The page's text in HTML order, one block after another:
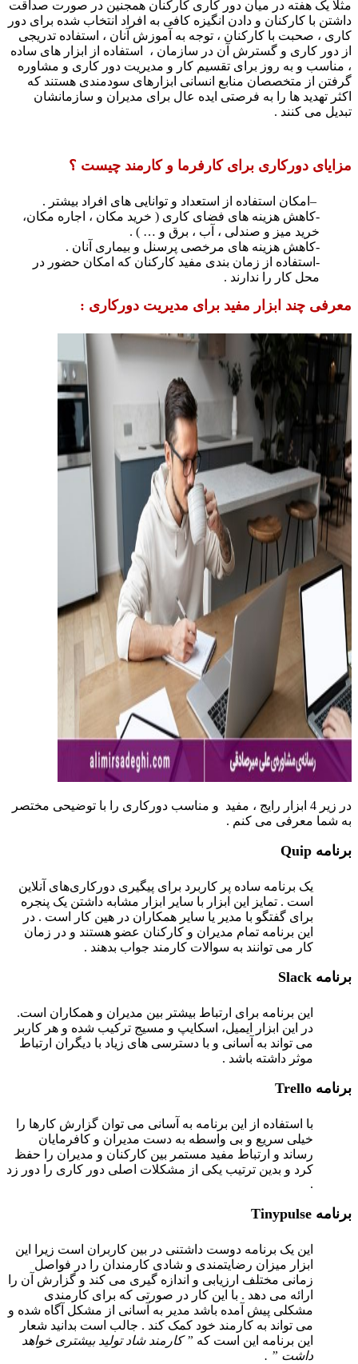
یک هفته در میان دور کاری کارکنان همجنین در صورت صداقت
با کارکنان و دادن انگیزه کافی به افراد انتخاب شده برای دور
، صحبت با کارکنان ، توجه به آموزش آنان ، استفاده تدریجی
کاری و گسترش آن در سازمان ، استفاده از ابزار های ساده
و به روز برای تقسیم کار و مدیریت دور کاری و مشاوره
از متخصصان منابع انسانی ابزارهای سودمندی هستند که
تهدید ها را به فرصتی ایده عال برای مدیران و سازمانشان
می کنند .
دورکاری برای کارفرما و کارمند چیست ؟
امکان استفاده از استعداد و توانایی های افراد بیشتر .
-کاهش هزینه های فضای کاری ( خرید مکان ، اجاره مکان،
خرید میز و صندلی ، آب ، برق و … ) .
-کاهش هزینه های مرخصی پرسنل و بیماری آنان .
-استفاده از زمان بندی مفید کارکنان که امکان حضور در
محل کار را ندارند .
چند ابزار مفید برای مدیریت دورکاری :
در زیر 4 ابزار رایج ، مفید و مناسب دورکاری را با توضیحی مختصر
معرفی می کنم .
Quip
یک برنامه ساده پر کاربرد برای پیگیری دورکاری‌های آنلاین
است . تمایز این ابزار با سایر ابزار مشابه داشتن یک پنجره
برای گفتگو با مدیر یا سایر همکاران در هین کار است . در
این برنامه تمام مدیران و کارکنان عضو هستند و در زمان
کار می توانند به سوالات کارمند جواب بدهند .
Slack
این برنامه برای ارتباط بیشتر بین مدیران و همکاران است.
در این ابزار ایمیل، اسکایپ و مسیج ترکیب شده و هر کاربر
می تواند به آسانی و با دسترسی های زیاد با دیگران ارتباط
موثر داشته باشد .
Trello
با استفاده از این برنامه به آسانی می توان گزارش کارها را
خیلی سریع و بی واسطه به دست مدیران و کافرمایان
رساند و ارتباط مفید مستمر بین کارکنان و مدیران را حفظ
کرد و بدین ترتیب یکی از مشکلات اصلی دور کاری را دور زد
Tinypulse
این یک برنامه دوست داشتنی در بین کاربران است زیرا این
ابزار میزان رضایتمندی و شادی کارمندان را در فواصل
زمانی مختلف ارزیابی و اندازه گیری می کند و گزارش آن را
ارائه می دهد . با این کار در صورتی که برای کارمندی
مشکلی پیش آمده باشد مدیر به آسانی از مشکل آگاه شده و
می تواند به کارمند خود کمک کند . جالب است بدانید شعار
این برنامه این است که” کارمند شاد تولید بیشتری خواهد
داشت ” .